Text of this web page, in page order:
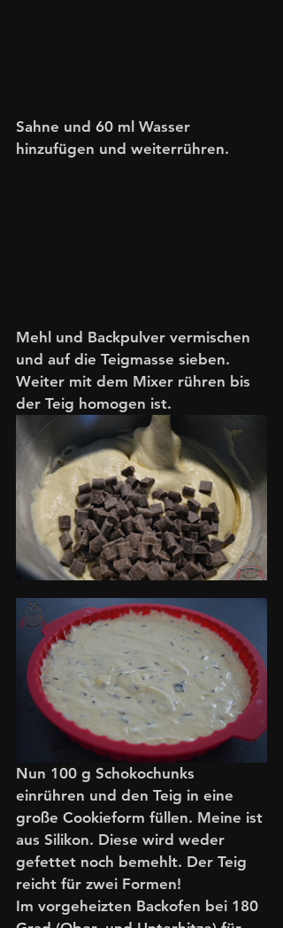
Sahne und 60 ml Wasser
hinzufügen und weiterrühren.
Mehl und Backpulver vermischen
und auf die Teigmasse sieben.
Weiter mit dem Mixer rühren bis
der Teig homogen ist.
Nun 100 g Schokochunks
einrühren und den Teig in eine
große Cookieform füllen. Meine ist
aus Silikon. Diese wird weder
gefettet noch bemehlt. Der Teig
reicht für zwei Formen!
Im vorgeheizten Backofen bei 180